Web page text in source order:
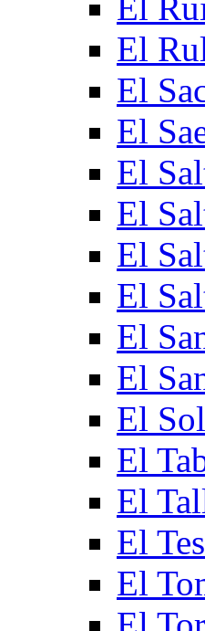
El
El
El
El
El
El
El
El
El
El
El
El
El
El